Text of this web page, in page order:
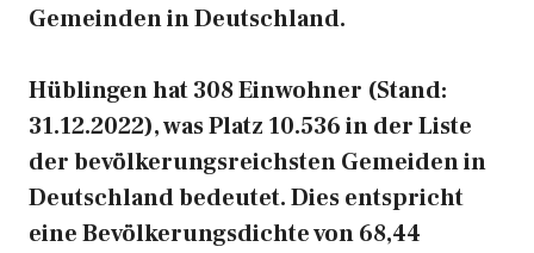
Gemeinden in Deutschland.
Hüblingen hat 308 Einwohner (Stand:
31.12.2022), was Platz 10.536 in der Liste
der bevölkerungsreichsten Gemeiden in
Deutschland bedeutet. Dies entspricht
eine Bevölkerungsdichte von 68,44